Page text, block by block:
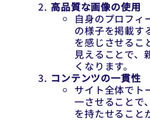
高品質な画像の使用
自身のプロフィ
の様子を掲載す
を感じさせるこ
見えることで、
くなります。
コンテンツの一貫性
サイト全体でト
一させることで
を持たせること